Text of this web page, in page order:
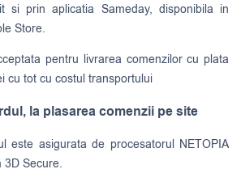
si prin aplicatia Sameday, disponibila in
Store.
pentru livrarea comenzilor cu plata
cu tot cu costul transportului
la plasarea comenzii pe site
este asigurata de procesatorul NETOPIA
3D Secure.